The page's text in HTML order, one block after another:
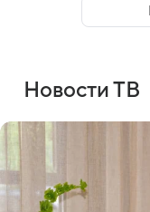
Новости ТВ